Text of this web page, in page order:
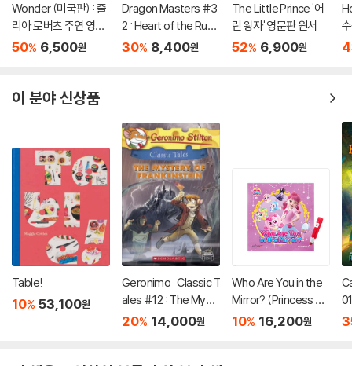
Wonder (미국판) : 줄
리아 로버츠 주연 영화
'원더' 원작 소설
50% 6,500원
Dragon Masters #3
2 : Heart of the Ruby
Dragon (A Branches
30% 8,400원
The Little Prince '어
린 왕자' 영문판 원서
52% 6,900원
이 분야 신상품
Table!
10% 53,100원
Geronimo : Classic T
ales #12 : The Myst
ery of Frankenstein
20% 14,000원
Who Are You in the
Mirror? (Princess Ca
tch! Teenieping) (세
10% 16,200원